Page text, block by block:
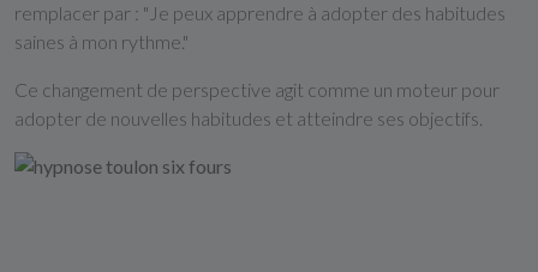
remplacer par : "Je peux apprendre à adopter des habitudes
saines à mon rythme."
Ce changement de perspective agit comme un moteur pour
adopter de nouvelles habitudes et atteindre ses objectifs.